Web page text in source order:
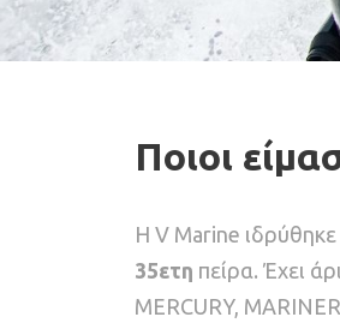
Ποιοι
H V Marine ιδρύθηκε
35ετη πείρα. Έχει
MERCURY,